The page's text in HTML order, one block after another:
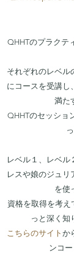
QHHTのプラクテ
それぞれのレベル
にコースを受講し
満た
​QHHTのセッショ
レベル１、レベル
レスや娘のジュリ
を使
資格を取得を考え
っと深く知
こちらのサイト か
ンコー